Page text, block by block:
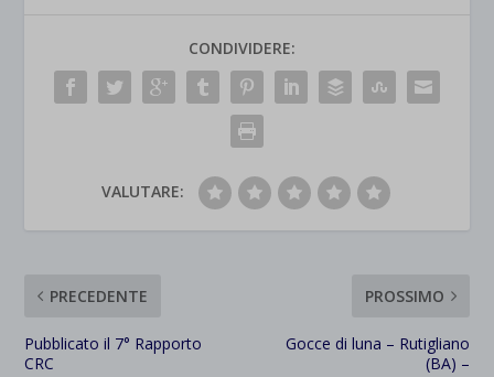
CONDIVIDERE:
VALUTARE:
PRECEDENTE
Pubblicato il 7° Rapporto
CRC
PROSSIMO
Gocce di luna – Rutigliano
(BA) –